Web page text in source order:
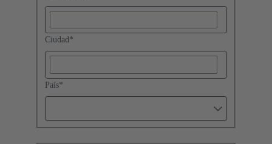
Ciudad *
País*